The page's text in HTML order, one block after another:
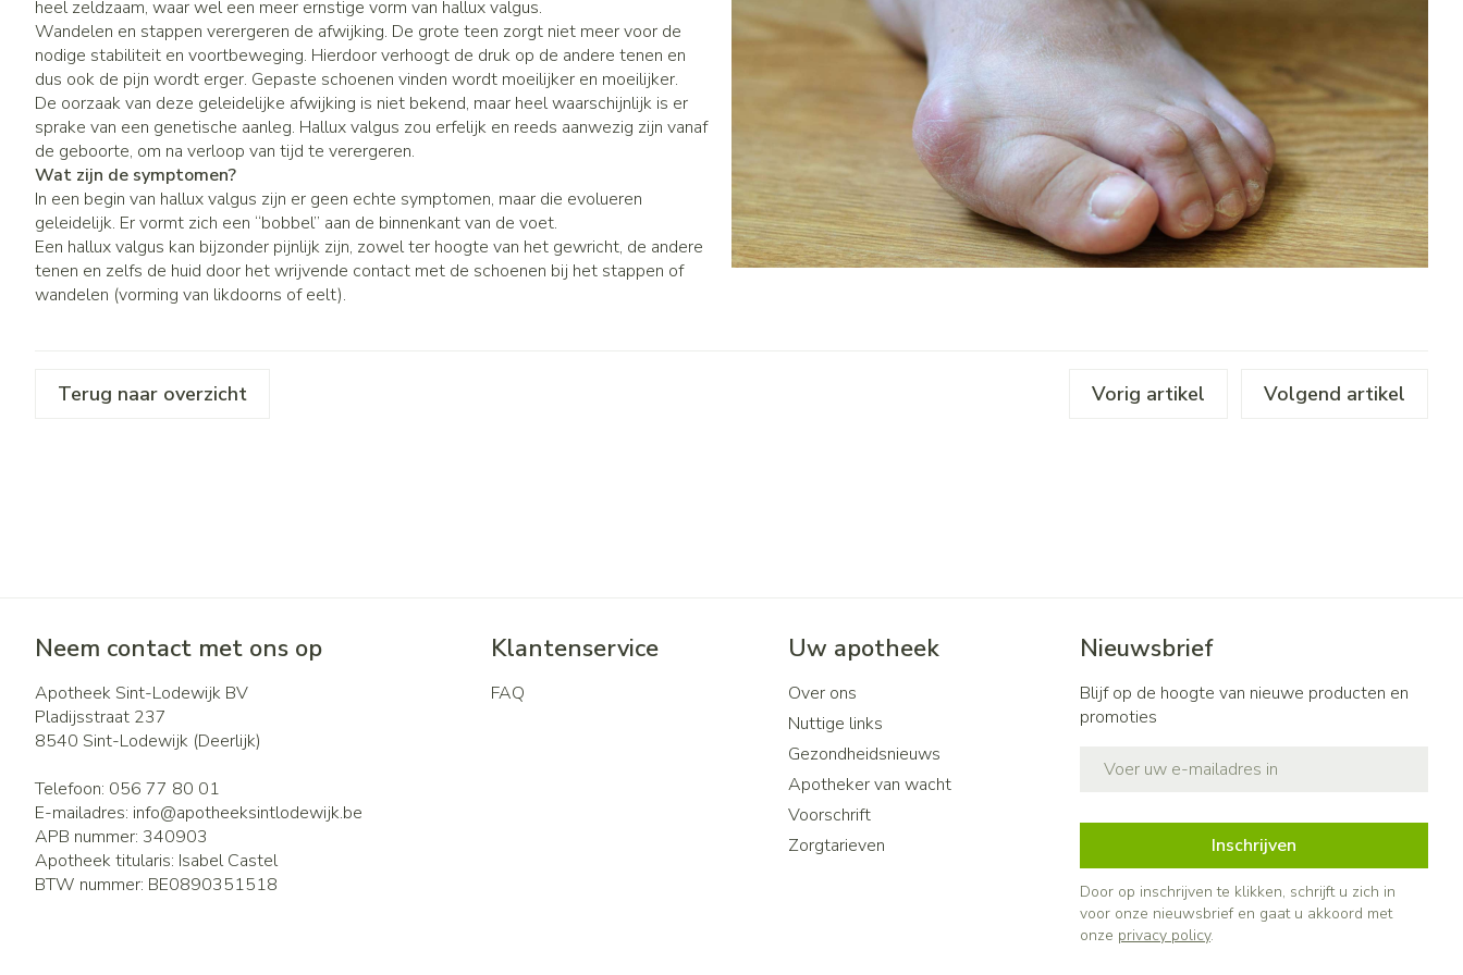
heel zeldzaam, waar wel een meer ernstige vorm van hallux valgus.
Wandelen en stappen verergeren de afwijking. De grote teen zorgt niet meer voor de
nodige stabiliteit en voortbeweging. Hierdoor verhoogt de druk op de andere tenen en
dus ook de pijn wordt erger. Gepaste schoenen vinden wordt moeilijker en moeilijker.
De oorzaak van deze geleidelijke afwijking is niet bekend, maar heel waarschijnlijk is er
sprake van een genetische aanleg. Hallux valgus zou erfelijk en reeds aanwezig zijn vanaf
de geboorte, om na verloop van tijd te verergeren.
Wat zijn de symptomen?
In een begin van hallux valgus zijn er geen echte symptomen, maar die evolueren
geleidelijk. Er vormt zich een “bobbel” aan de binnenkant van de voet.
Een hallux valgus kan bijzonder pijnlijk zijn, zowel ter hoogte van het gewricht, de andere
tenen en zelfs de huid door het wrijvende contact met de schoenen bij het stappen of
wandelen (vorming van likdoorns of eelt).
Terug naar overzicht Vorig artikel Volgend artikel
Neem contact met ons op
Apotheek Sint-Lodewijk BV
Pladijsstraat 237
8540 Sint-Lodewijk (Deerlijk)
Telefoon: 056 77 80 01
E-mailadres: info@apotheeksintlodewijk.be
APB nummer: 340903
Apotheek titularis: Isabel Castel
BTW nummer: BE0890351518
Klantenservice
FAQ
Uw apotheek
Over ons
Nuttige links
Gezondheidsnieuws
Apotheker van wacht
Voorschrift
Zorgtarieven
Nieuwsbrief
Blijf op de hoogte van nieuwe producten en
promoties
Inschrijven
Door op inschrijven te klikken, schrijft u zich in
voor onze nieuwsbrief en gaat u akkoord met
onze privacy policy.